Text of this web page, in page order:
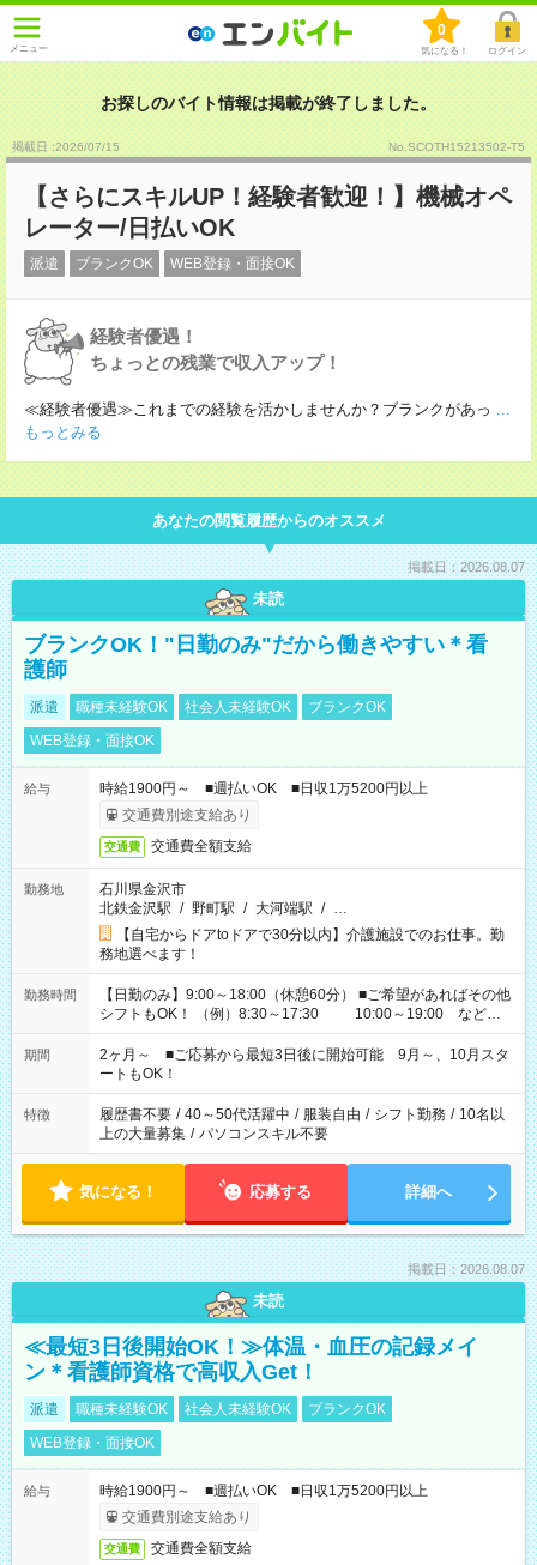
メニュー
0
気になる！ ログイン
お探しのバイト情報は掲載が終了しました。
掲載日 :2026/07/15 No.SCOTH15213502-T5
【さらにスキルUP！経験者歓迎！】機械オペ
レーター/日払いOK
派遣 ブランクOK WEB登録・面接OK
経験者優遇！
ちょっとの残業で収入アップ！
≪経験者優遇≫これまでの経験を活かしませんか？ブランクがあっ ...
もっとみる
あなたの閲覧履歴からのオススメ
掲載日：2026.08.07
未読
ブランクOK！"日勤のみ"だから働きやすい＊看
護師
派遣 職種未経験OK 社会人未経験OK
ブランクOK
WEB登録・面接OK
給与
時給1900円～ ■週払いOK ■日収1万5200円以上
交通費別途支給あり
交通費 交通費全額支給
勤務地
石川県金沢市
北鉄金沢駅 / 野町駅 / 大河端駅 / …
【自宅からドアtoドアで30分以内】介護施設でのお仕事。勤
務地選べます！
勤務時間
【日勤のみ】9:00～18:00（休憩60分） ■ご希望があればその他
シフトもOK！ （例）8:30～17:30 10:00～19:00 など
「家族とお休みを合わせたい」 「余裕を持って夕飯の準備がし
たい」 「できれば残業はしたくない」 など、ご希望があれば教
えてくださいね。 ※Wワーク希望の方へ 今ご覧のお仕事で希望
する勤務時間と、もう1つのお仕事の勤務時間。 合計で週40時
間を超える場合は応募できません
期間
2ヶ月～ ■ご応募から最短3日後に開始可能 9月～、10月スタ
ートもOK！
特徴 履歴書不要 / 40～50代活躍中 / 服装自由 / シフト勤務 / 10名以
上の大量募集 / パソコンスキル不要
気になる！ 応募する 詳細へ
掲載日：2026.08.07
未読
≪最短3日後開始OK！≫体温・血圧の記録メイ
ン＊看護師資格で高収入Get！
派遣 職種未経験OK 社会人未経験OK
ブランクOK
WEB登録・面接OK
給与
時給1900円～ ■週払いOK ■日収1万5200円以上
交通費別途支給あり
交通費 交通費全額支給